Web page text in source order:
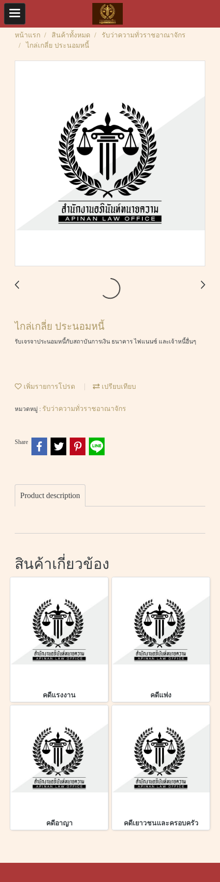
หน้าแรก สินค้าทั้งหมด
รับว่าความทั่วราชอาณาจักร
ไกล่เกลี่ย ประนอมหนี้
ไกล่เกลี่ย ประนอมหนี้
รับเจรจาประนอมหนี้กับสถาบันการเงิน ธนาคาร ไฟแนนซ์ และเจ้าหนี้อื่นๆ
เพิ่มรายการโปรด เปรียบเทียบ
หมวดหมู่ : รับว่าความทั่วราชอาณาจักร
Share
Product description
สินค้าเกี่ยวข้อง
คดีแรงงาน คดีแพ่ง
คดีอาญา คดีเยาวชนและครอบครัว